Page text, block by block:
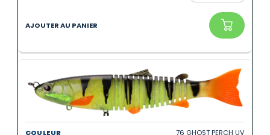
76 GHOST PERCH UV